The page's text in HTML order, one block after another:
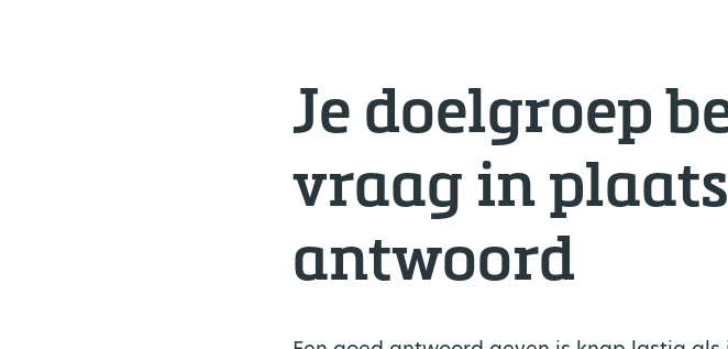
Je doelgroep
vraag in
antwoord